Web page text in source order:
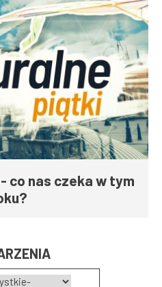
co nas czeka w tym